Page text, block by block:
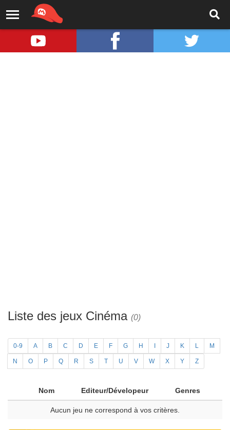
Liste des jeux Cinéma (0)
0-9 A B C D E F G H J K L M
N O P Q R S T U V W X Y Z
Nom Editeur/Dévelopeur Genres
Aucun jeu ne correspond à vos critères.